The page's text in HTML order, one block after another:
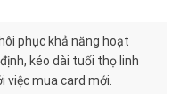
phục khả năng hoạt
kéo dài tuổi thọ linh
việc mua card mới.